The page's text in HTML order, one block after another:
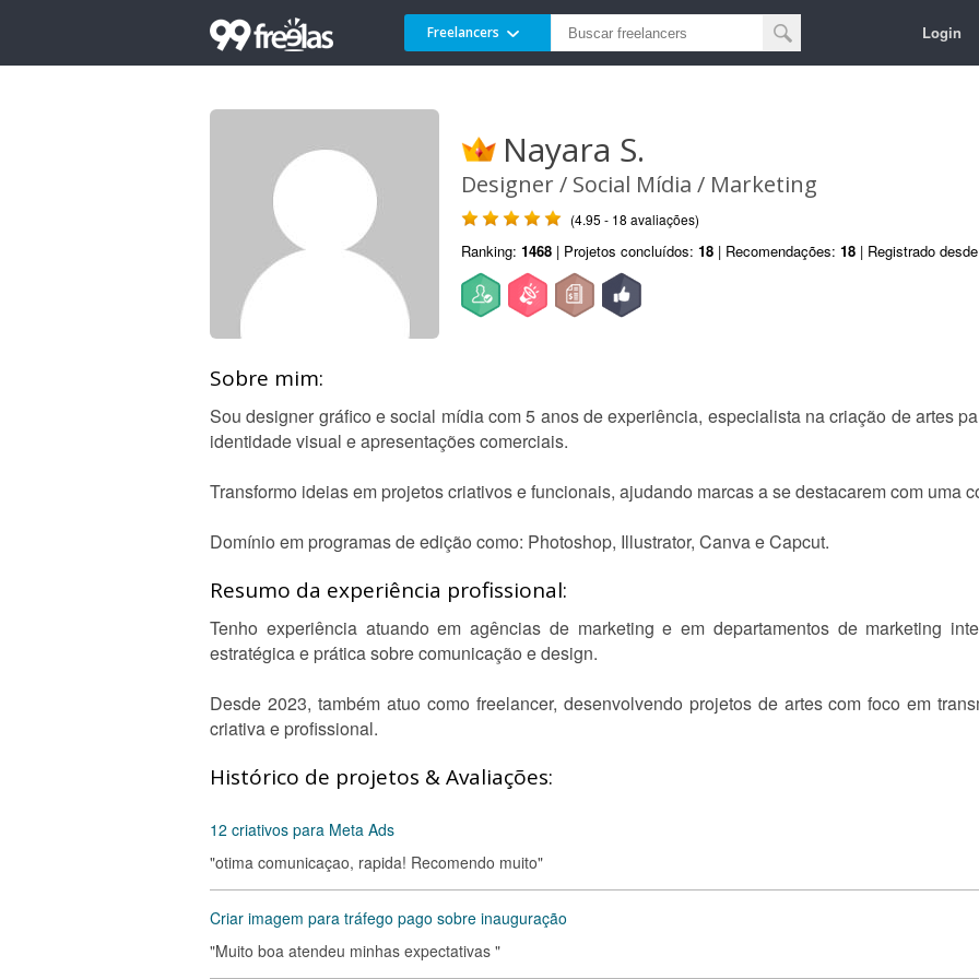
Freelancers Login
Nayara S.
Designer / Social Mídia / Marketing
(4.95 - 18 avaliações)
Ranking: 1468 | Projetos concluídos: 18 | Recomendações: 18 | Registrado
Sobre mim:
Sou designer gráfico e social mídia com 5 anos de experiência, especialista na criação de artes
identidade visual e apresentações comerciais.
Transformo ideias em projetos criativos e funcionais, ajudando marcas a se destacarem com uma
Domínio em programas de edição como: Photoshop, Illustrator, Canva e Capcut.
Resumo da experiência profissional:
Tenho experiência atuando em agências de marketing e em departamentos de marketing
estratégica e prática sobre comunicação e design.
Desde 2023, também atuo como freelancer, desenvolvendo projetos de artes com foco em
criativa e profissional.
Histórico de projetos & Avaliações:
12 criativos para Meta Ads
"otima comunicaçao, rapida! Recomendo muito"
Criar imagem para tráfego pago sobre inauguração
"Muito boa atendeu minhas expectativas "